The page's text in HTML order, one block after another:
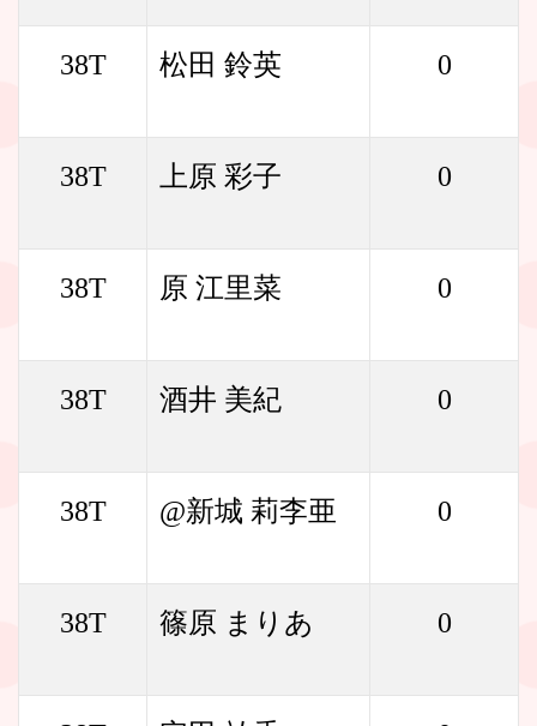
38T 松田 鈴英 0
38T 上原 彩子 0
38T 原 江里菜 0
38T 酒井 美紀 0
38T @新城 莉李亜 0
38T 篠原 まりあ 0